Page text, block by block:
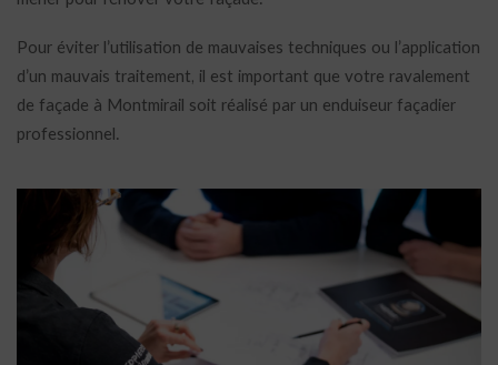
Pour éviter l’utilisation de mauvaises techniques ou l’application
d’un mauvais traitement, il est important que votre ravalement
de façade à Montmirail soit réalisé par un enduiseur façadier
professionnel.